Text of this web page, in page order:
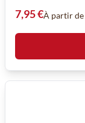
7,95 €À partir de